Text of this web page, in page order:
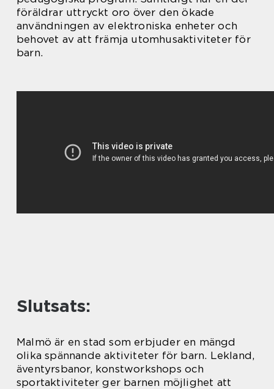
föräldrar uttryckt oro över den ökade
användningen av elektroniska enheter och
behovet av att främja utomhusaktiviteter för
barn.
Slutsats:
Malmö är en stad som erbjuder en mängd
olika spännande aktiviteter för barn. Lekland,
äventyrsbanor, konstworkshops och
sportaktiviteter ger barnen möjlighet att